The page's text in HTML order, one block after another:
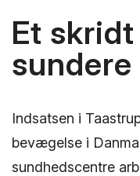
Et
Indsatsen i
bevægelse i
sundhedscentre